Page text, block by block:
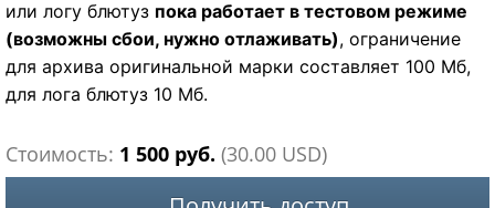
или логу блютуз пока работает в тестовом режиме
(возможны сбои, нужно отлаживать), ограничение
для архива оригинальной марки составляет 100 Мб,
для лога блютуз 10 Мб.
Стоимость: 1 500 руб. (30.00 USD)